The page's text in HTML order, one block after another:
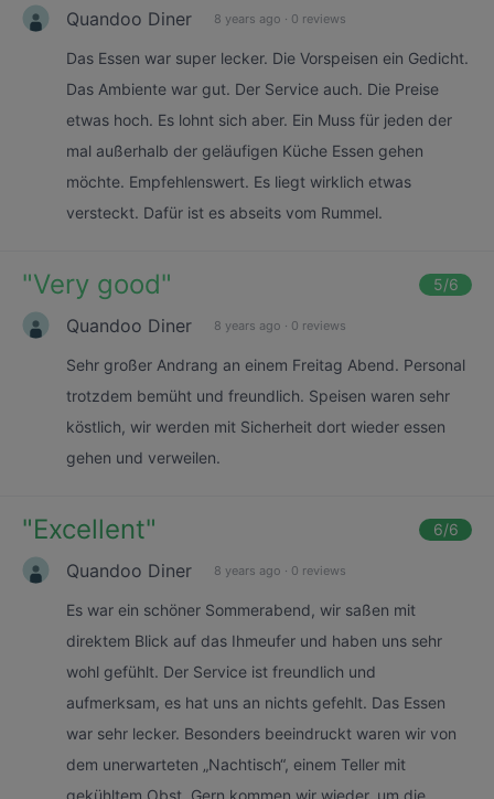
Quandoo Diner 8 years ago · 0 reviews
Das Essen war super lecker. Die Vorspeisen ein Gedicht.
Das Ambiente war gut. Der Service auch. Die Preise
etwas hoch. Es lohnt sich aber. Ein Muss für jeden der
mal außerhalb der geläufigen Küche Essen gehen
möchte. Empfehlenswert. Es liegt wirklich etwas
versteckt. Dafür ist es abseits vom Rummel.
"Very good" 5/6
Quandoo Diner 8 years ago · 0 reviews
Sehr großer Andrang an einem Freitag Abend. Personal
trotzdem bemüht und freundlich. Speisen waren sehr
köstlich, wir werden mit Sicherheit dort wieder essen
gehen und verweilen.
"Excellent" 6/6
Quandoo Diner 8 years ago · 0 reviews
Es war ein schöner Sommerabend, wir saßen mit
direktem Blick auf das Ihmeufer und haben uns sehr
wohl gefühlt. Der Service ist freundlich und
aufmerksam, es hat uns an nichts gefehlt. Das Essen
war sehr lecker. Besonders beeindruckt waren wir von
dem unerwarteten „Nachtisch“, einem Teller mit
gekühltem Obst. Gern kommen wir wieder, um die